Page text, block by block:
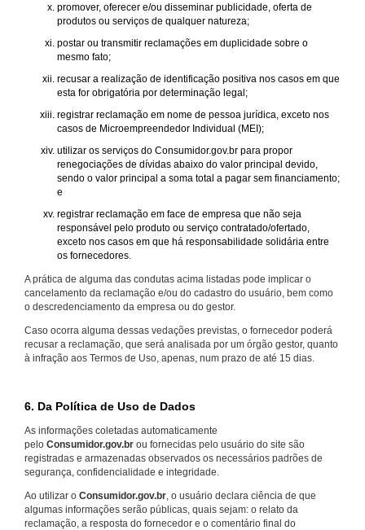
promover, oferecer e/ou disseminar publicidade, oferta de
produtos ou serviços de qualquer natureza;
postar ou transmitir reclamações em duplicidade sobre o
mesmo fato;
recusar a realização de identificação positiva nos casos em que
esta for obrigatória por determinação legal;
registrar reclamação em nome de pessoa jurídica, exceto nos
casos de Microempreendedor Individual (MEI);
utilizar os serviços do Consumidor.gov.br para propor
renegociações de dívidas abaixo do valor principal devido,
sendo o valor principal a soma total a pagar sem financiamento;
e
registrar reclamação em face de empresa que não seja
responsável pelo produto ou serviço contratado/ofertado,
exceto nos casos em que há responsabilidade solidária entre
os fornecedores.
A prática de alguma das condutas acima listadas pode implicar o
cancelamento da reclamação e/ou do cadastro do usuário, bem como
o descredenciamento da empresa ou do gestor.
Caso ocorra alguma dessas vedações previstas, o fornecedor poderá
recusar a reclamação, que será analisada por um órgão gestor, quanto
à infração aos Termos de Uso, apenas, num prazo de até 15 dias.
6. Da Política de Uso de Dados
As informações coletadas automaticamente
pelo Consumidor.gov.br ou fornecidas pelo usuário do site são
registradas e armazenadas observados os necessários padrões de
segurança, confidencialidade e integridade.
Ao utilizar o Consumidor.gov.br , o usuário declara ciência de que
algumas informações serão públicas, quais sejam: o relato da
reclamação, a resposta do fornecedor e o comentário final do